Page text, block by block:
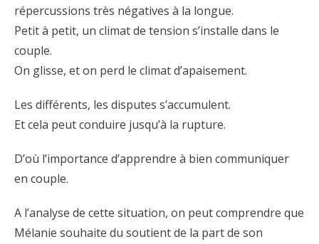
répercussions très négatives à la longue.
Petit à petit, un climat de tension s’installe dans le
couple.
On glisse, et on perd le climat d’apaisement.
Les différents, les disputes s’accumulent.
Et cela peut conduire jusqu’à la rupture.
D’où l’importance d’apprendre à bien communiquer
en couple.
A l’analyse de cette situation, on peut comprendre que
Mélanie souhaite du soutient de la part de son